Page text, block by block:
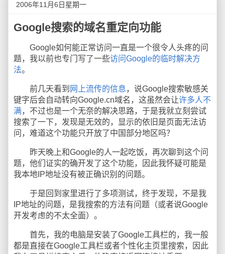
2006年11月6日星期一
Google搜索的域名重定向功能
Google如何能正常访问一直是一个很令人头疼的问
题，我以前也专门写了一些访问Google的临时解决方
法。
前几天看到 网上流传的信息，说Google搜索敏感关
键字后会自动转向Google.cn域名，这虽然会让许多人不
满，不过也是一个无奈的解决思路，于是我就立刻尝试
搜索了一下，发现是无效的，显示的依旧是页面无法访
问，难道这个功能只开放了中国部分地区吗？
昨天晚上和Google的人一起吃饭，再次聊到这个问
题，他们证实的确开发了这个功能，因此我怀疑可能是
我本地IP地址没有被正确识别的问题。
于是回到家里进行了多项测试，终于发现，不是我
IP地址的问题，是我搜索的方法有问题（或者说Google
开发考虑的不太全面）。
首先，我的电脑是安装了Google工具栏的，我一般
都是直接在Google工具栏或者个性化主页里搜索，因此